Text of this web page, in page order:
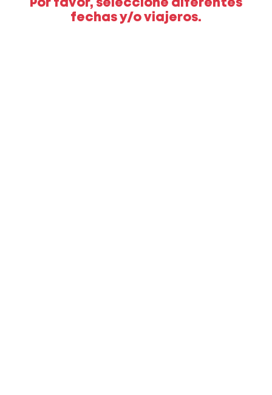
Por favor, seleccione diferentes
fechas y/o viajeros.